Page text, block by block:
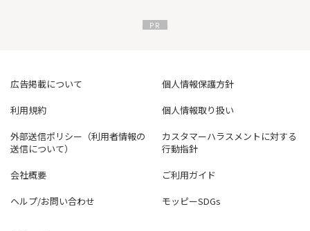
※取引の仕組やリスクについて十分ご理解の上、お取引下さい。
広告掲載について
個人情報保護方針
利用規約
個人情報取り扱い
外部送信ポリシー（利用者情報の
送信について）
カスタマーハラスメントに対する
行動指針
会社概要
ご利用ガイド
ヘルプ/お問い合わせ
モッピーSDGs